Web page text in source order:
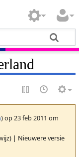
)op 23 feb 2011 om
| Nieuwere versie